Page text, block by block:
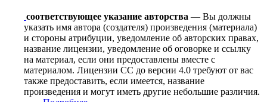
соответствующее указание авторства — Вы должны
указать имя автора (создателя) произведения (материала)
и стороны атрибуции, уведомление об авторских правах,
название лицензии, уведомление об оговорке и ссылку
на материал, если они предоставлены вместе с
материалом. Лицензии CC до версии 4.0 требуют от вас
также предоставить, если имеется, название
произведения и могут иметь другие небольшие различия.